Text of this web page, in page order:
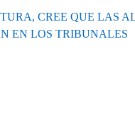
CREE QUE LAS
EN LOS TRIBUNALES